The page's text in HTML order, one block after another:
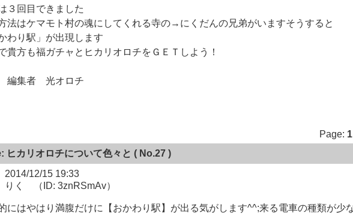
３回目できました
法はケマモト村の魂にしてくれる寺の→にくだんの兄弟がいますそうすると
わり駅」が出現します
貴方も福ガチャとヒカリオロチをＧＥＴしよう！
編集者 光オロチ
Page: 1
ヒカリオロチについて色々と ( No.27 )
2014/12/15 19:33
りく （ID: 3znRSmAv）
にはやはり満腹だけに【おかわり駅】が出る気がします^^;来る電車の種類が